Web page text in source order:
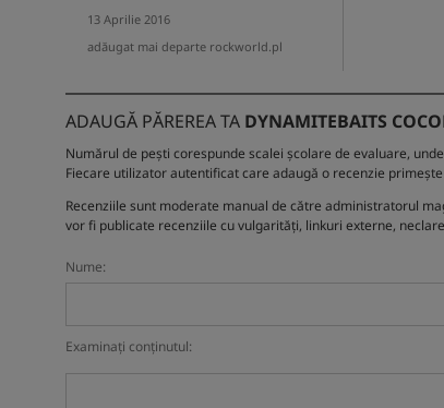
13 Aprilie 2016
adăugat mai departe rockworld.pl
ADAUGĂ PĂREREA TA DYNAMITEBAITS
Numărul de pești corespunde scalei școlare de evaluare,
Fiecare utilizator autentificat care adaugă o recenzie
Recenziile sunt moderate manual de către administratorul
vor fi publicate recenziile cu vulgarități, linkuri externe,
Nume:
Examinați conținutul: